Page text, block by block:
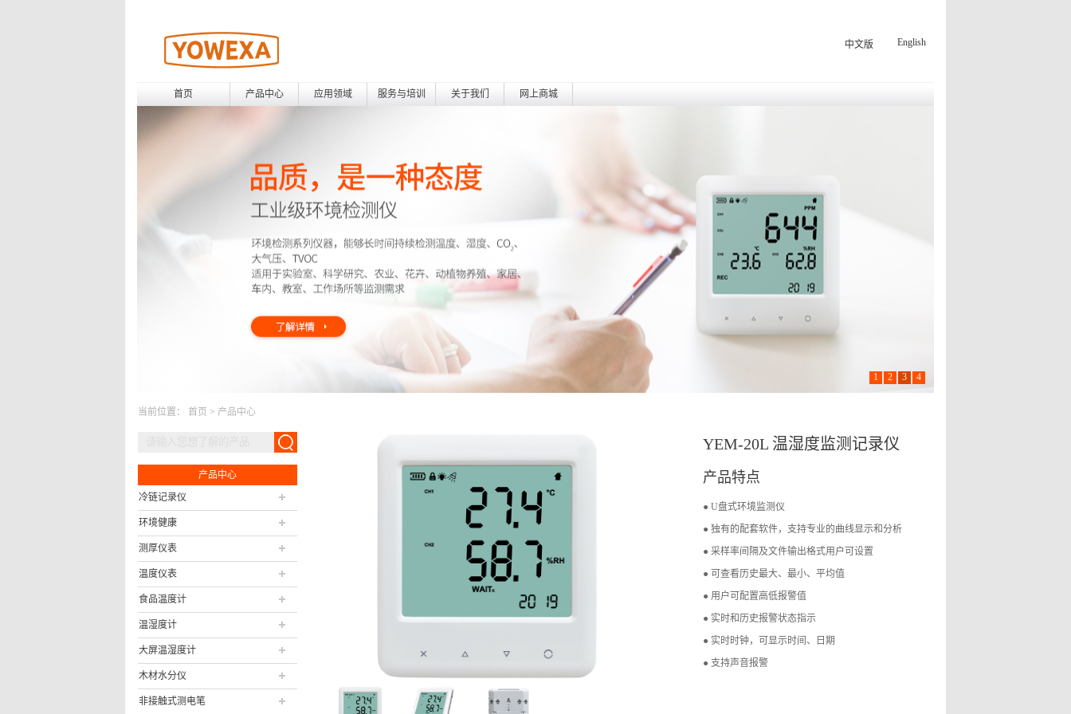
中文版 English
首页 产品中心 应用领域 服务与培训 关于我们 网上商城
1 2 3 4
当前位置： 首页 > 产品中心
产品中心
冷链记录仪
环境健康
测厚仪表
温度仪表
食品温度计
温湿度计
大屏温湿度计
木材水分仪
非接触式测电笔
YEM-20L 温湿度监测记录仪
产品特点
● U盘式环境监测仪
● 独有的配套软件，支持专业的曲线显示和分析
● 采样率间隔及文件输出格式用户可设置
● 可查看历史最大、最小、平均值
● 用户可配置高低报警值
● 实时和历史报警状态指示
● 实时时钟，可显示时间、日期
● 支持声音报警